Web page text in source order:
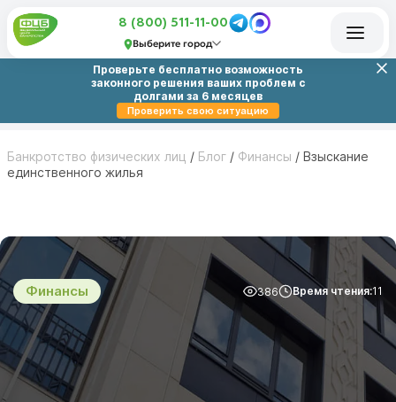
8 (800) 511-11-00
Выберите город
Проверьте бесплатно возможность
законного решения ваших проблем с
долгами за 6 месяцев
Проверить свою ситуацию
Банкротство физических лиц / Блог / Финансы / Взыскание
единственного жилья
Финансы 386 Время чтения:11